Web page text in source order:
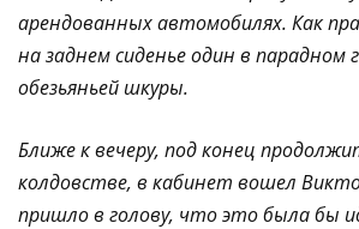
арендованных автомобилях. Как
на заднем сиденье один в парадном
обезьяньей шкуры.
Ближе к вечеру, под конец
колдовстве, в кабинет вошел
пришло в голову, что это была бы